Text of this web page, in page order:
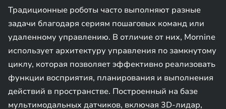
Традиционные роботы часто выполняют разные
задачи благодаря сериям пошаговых команд или
удаленному управлению. В отличие от них, Mornine
использует архитектуру управления по замкнутому
циклу, которая позволяет эффективно реализовать
функции восприятия, планирования и выполнения
действий в пространстве. Построенный на базе
мультимодальных датчиков, включая 3D-лидар,